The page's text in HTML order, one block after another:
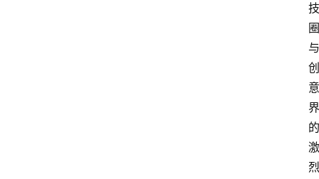
技
圈
与
创
意
界
的
激
烈